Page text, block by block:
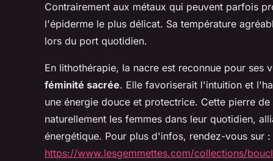
Contrairement aux métaux qui peuvent parfois
l'épiderme le plus délicat. Sa température
lors du port quotidien.
En lithothérapie, la nacre est reconnue pour ses
féminité sacrée. Elle favoriserait l'intuition et
une énergie douce et protectrice. Cette pierre
naturellement les femmes dans leur quotidien,
énergétique. Pour plus d'infos, rendez-vous sur :
https://www.lesgemmettes.com/collections/